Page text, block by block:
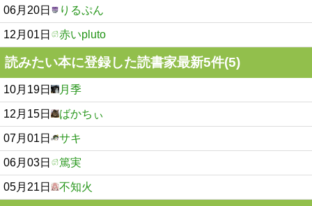
06月20日 りるぷん
12月01日 赤いpluto
読みたい本に登録した読書家最新5件(5)
10月19日 月季
12月15日 ばかちぃ
07月01日 サキ
06月03日 篤実
05月21日 不知火